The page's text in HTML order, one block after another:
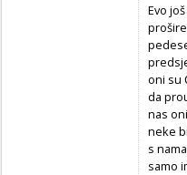
Evo
oni su
da
nas
neke
s
samo